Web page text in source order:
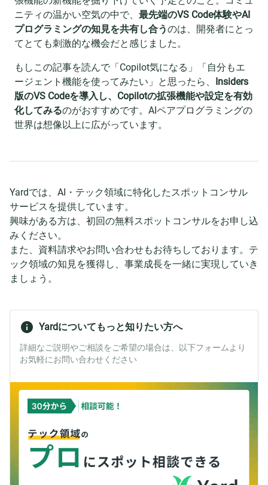
ニティの温かい空気の中で、 最先端のVS Code体験やAI
プログラミングの知見を共有し合うのは、開発者にとっ
てとても刺激的な機会だと感じました。
もしこの記事を読んで「Copilot気になる」「自分もエ
ージェント機能を使ってみたい」と思ったら、 Insiders
版のVS Codeを導入し、Copilotの拡張機能や設定を有効
化してみるのがおすすめです。AIペアプログラミングの
世界は想像以上に広がっています。
Yardでは、AI・テック領域に特化したスポットコンサル
サービスを提供しています。
興味がある方は、初回の無料スポットコンサルをお申し込
みください。
また、資料請求やお問い合わせもお待ちしております。テ
ック領域の知見を獲得し、事業成長を一緒に実現していき
ましょう。
Yardについてもっと知りたい方へ
詳細なご説明やご相談をご希望の場合は、以下フォームより
お気軽にお問い合わせください